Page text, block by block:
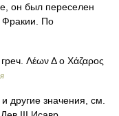
он был переселен
Фракии. По
Λέων Δ o Χάζαρος
другие значения, см.